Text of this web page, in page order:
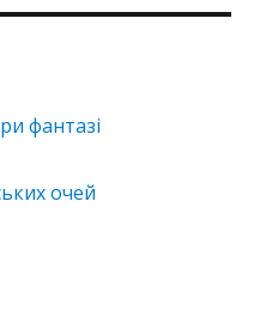
фантазі
очей